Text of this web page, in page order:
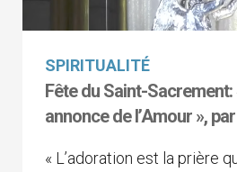
SPIRITUALITÉ
Fête du Saint-
annonce de l’Amour »,
« L’adoration est la prière